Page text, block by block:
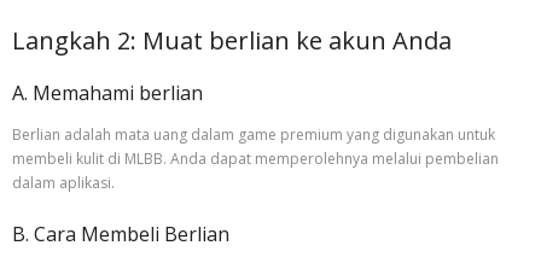
Langkah 2: Muat berlian ke akun Anda
A. Memahami berlian
Berlian adalah mata uang dalam game premium yang digunakan untuk
membeli kulit di MLBB. Anda dapat memperolehnya melalui pembelian
dalam aplikasi.
B. Cara Membeli Berlian